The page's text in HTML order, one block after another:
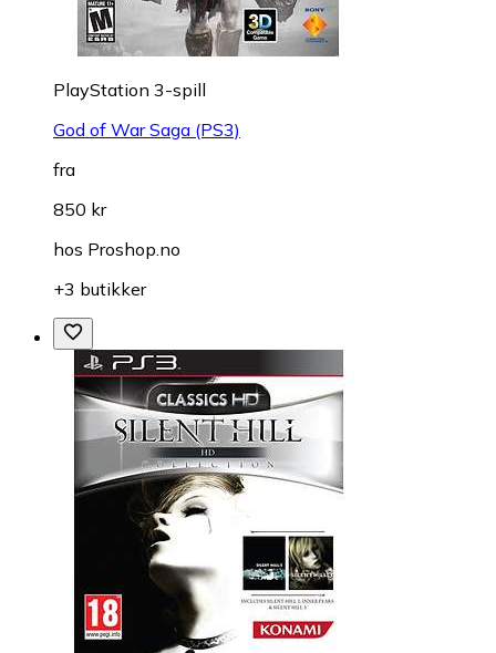
PlayStation 3-spill
God of War Saga (PS3)
fra
850 kr
hos Proshop.no
+3 butikker